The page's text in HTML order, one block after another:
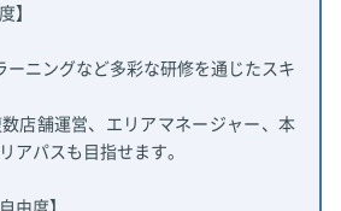
】
ーニングなど多彩な研修を通じたスキ
店舗運営、エリアマネージャー、本
アパスも目指せます。
由度】